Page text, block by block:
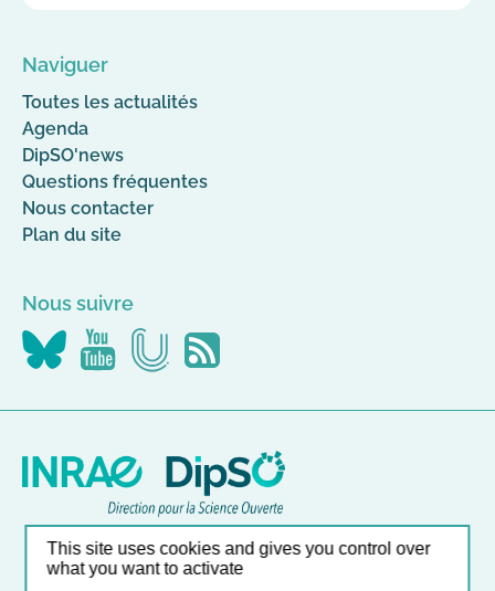
Naviguer
Toutes les actualités
Agenda
DipSO'news
Questions fréquentes
Nous contacter
Plan du site
Nous suivre
Nous
suivre
Nous
suivre
Nous
suivre
Flus
RSS
Nos autres sites
Liste et accès direct à nos outils en ligne
This site uses cookies and gives you control over
what you want to activate